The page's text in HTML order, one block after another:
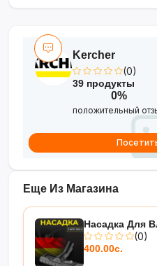
Еще Из Магазина
Насадка Для
(0)
400.00с.
Kercher
(0)
39 продукты
0%
положительный